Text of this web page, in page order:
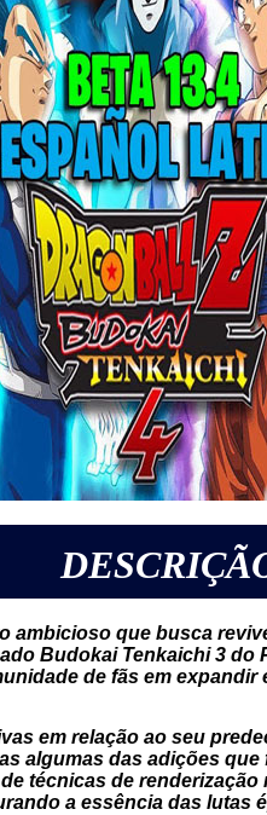
ambicioso que busca
Budokai Tenkaichi 3 do
de fãs em
em relação ao seu
algumas das adições
técnicas de
a essência das lutas